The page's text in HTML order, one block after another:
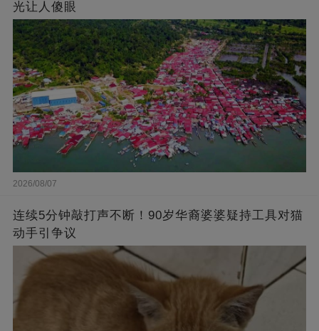
光让人傻眼
2026/08/07
连续5分钟敲打声不断！90岁华裔婆婆疑持工具对猫
动手引争议